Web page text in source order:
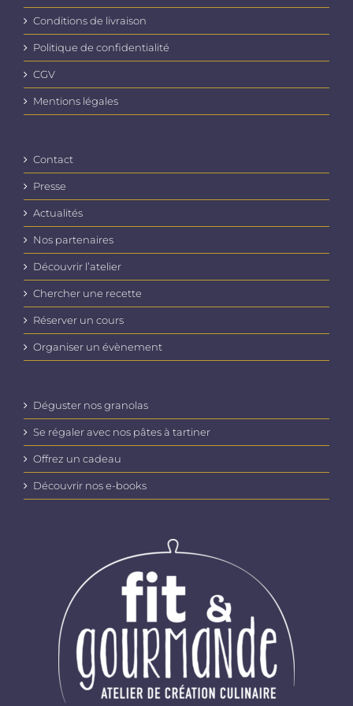
choisies
page
produit
Conditions de livraison
Politique de confidentialité
CGV
Mentions légales
Contact
Presse
Actualités
Nos partenaires
Découvrir l’atelier
Chercher une recette
Réserver un cours
Organiser un évènement
Déguster nos granolas
Se régaler avec nos pâtes à tartiner
Offrez un cadeau
Découvrir nos e-books